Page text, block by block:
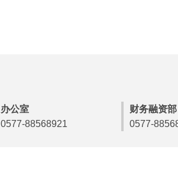
办公室
0577-88568921
财务融资部
0577-